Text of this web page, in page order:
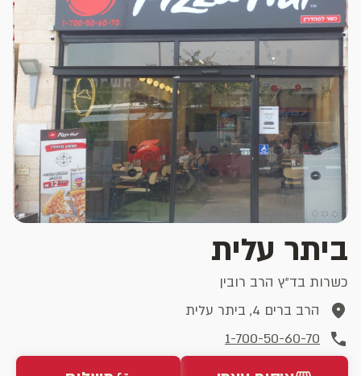
ביתר עלית
כשרות בד״ץ הרב רובין
הרב ברים 4, ביתר עלית
1-700-50-60-70